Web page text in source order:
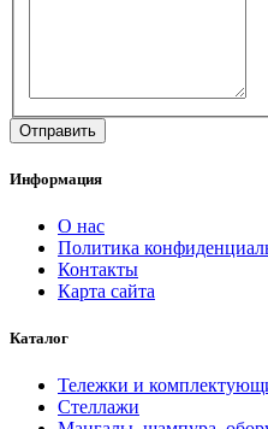
Информация
О нас
Политика
Контакты
Карта сайта
Каталог
Тележки и
Стеллажи